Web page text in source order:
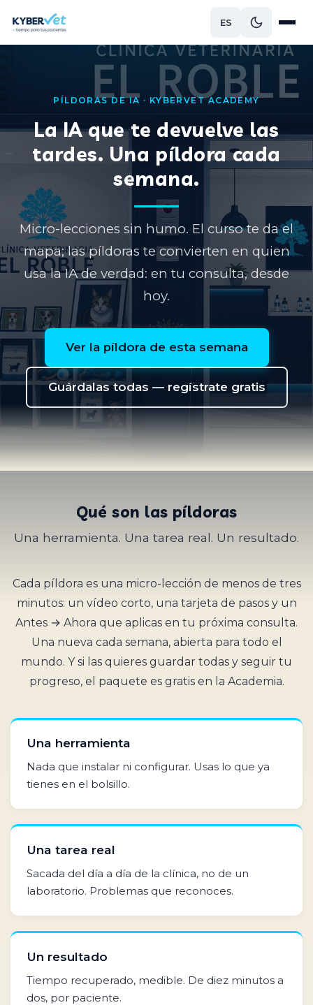
ES
PÍLDORAS DE IA · KYBERVET ACADEMY
La IA que te devuelve las
tardes. Una píldora cada
semana.
Micro-lecciones sin humo. El curso te da el
mapa; las píldoras te convierten en quien
usa la IA de verdad: en tu consulta, desde
hoy.
Ver la píldora de esta semana
Guárdalas todas — regístrate gratis
Qué son las píldoras
Una herramienta. Una tarea real. Un resultado.
Cada píldora es una micro-lección de menos de tres
minutos: un vídeo corto, una tarjeta de pasos y un
Antes → Ahora que aplicas en tu próxima consulta.
Una nueva cada semana, abierta para todo el
mundo. Y si las quieres guardar todas y seguir tu
progreso, el paquete es gratis en la Academia.
Una herramienta
Nada que instalar ni configurar. Usas lo que ya
tienes en el bolsillo.
Una tarea real
Sacada del día a día de la clínica, no de un
laboratorio. Problemas que reconoces.
Un resultado
Tiempo recuperado, medible. De diez minutos a
dos, por paciente.